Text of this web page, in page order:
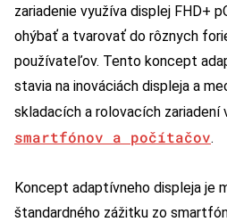
zariadenie využíva displej FHD+
ohýbať a tvarovať do rôznych
používateľov. Tento koncept
stavia na inováciách displeja a
skladacích a rolovacích zariadení
smartfónov a počítačov.
Koncept adaptívneho displeja je
štandardného zážitku zo